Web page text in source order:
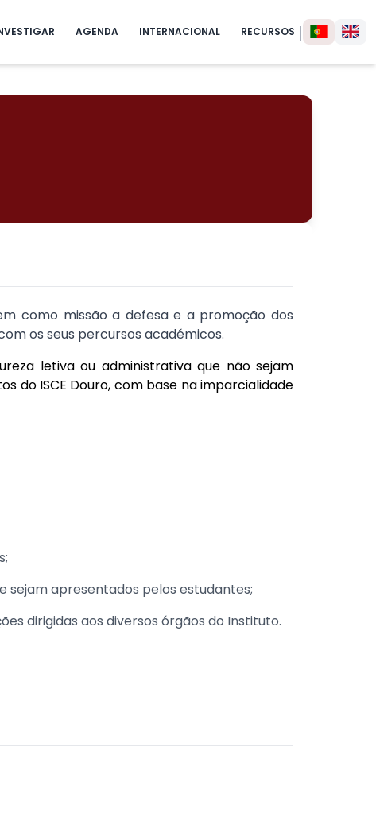
AGENDA INTERNACIONAL RECURSOS |
como missão a defesa e a promoção dos
os seus percursos académicos.
letiva ou administrativa que não sejam
do ISCE Douro, com base na imparcialidade
sejam apresentados pelos estudantes;
dirigidas aos diversos órgãos do Instituto.